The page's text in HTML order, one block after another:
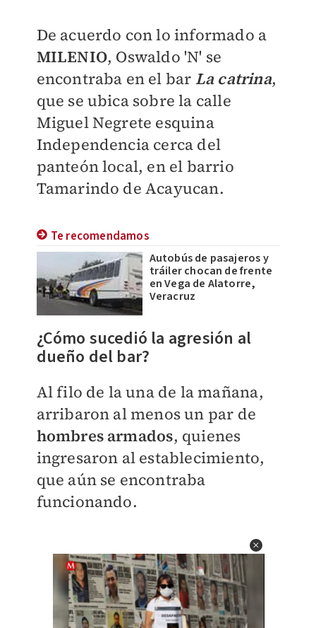
De acuerdo con lo informado a
MILENIO, Oswaldo 'N' se
encontraba en el bar La catrina,
que se ubica sobre la calle
Miguel Negrete esquina
Independencia cerca del
panteón local, en el barrio
Tamarindo de Acayucan.
Te recomendamos
Autobús de pasajeros y
tráiler chocan de frente
en Vega de Alatorre,
Veracruz
¿Cómo sucedió la agresión al
dueño del bar?
Al filo de la una de la mañana,
arribaron al menos un par de
hombres armados, quienes
ingresaron al establecimiento,
que aún se encontraba
funcionando.